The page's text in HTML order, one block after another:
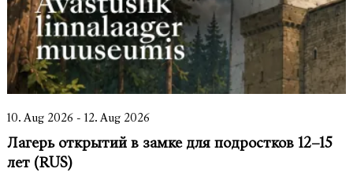
10. Aug 2026 - 12. Aug 2026
Лагерь открытий в замке для подростков 12–15
лет (RUS)